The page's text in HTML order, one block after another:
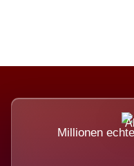
Millionen